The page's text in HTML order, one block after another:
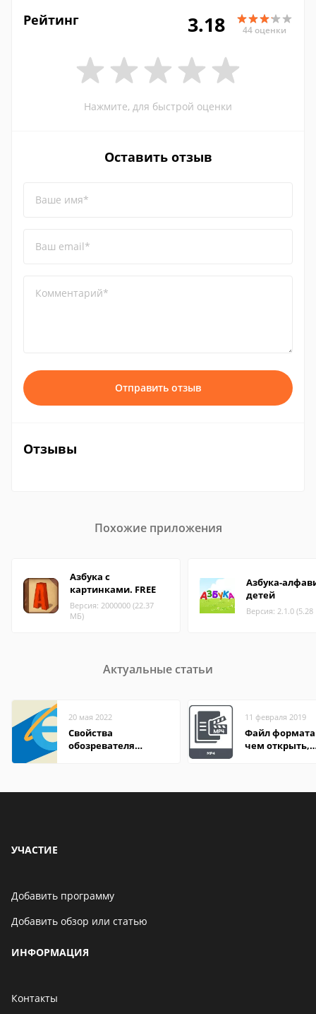
Рейтинг 3.18 44 оценки
Нажмите, для быстрой оценки
Оставить отзыв
Ваше имя*
Ваш email*
Комментарий*
Отправить отзыв
Отзывы
Похожие приложения
Азбука с
картинками. FREE
Версия: 2000000 (22.37
МБ)
Азбука-
детей
Версия: 2.1.0
Актуальные статьи
20 мая 2022
Свойства
обозревателя
11 февраля 2019
Файл формата
чем открыть,
УЧАСТИЕ
Добавить программу
Добавить обзор или статью
ИНФОРМАЦИЯ
Контакты